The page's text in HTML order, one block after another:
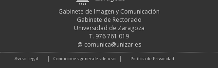
Gabinete de Imagen y Comunicación
Gabinete de Rectorado
Universidad de Zaragoza
T. 976 761 019
@ comunica@unizar.es
Aviso Legal Condiciones generales de uso Política de Privacidad